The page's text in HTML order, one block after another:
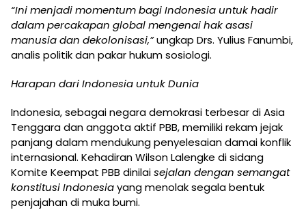
“Ini menjadi momentum bagi Indonesia untuk hadir
dalam percakapan global mengenai hak asasi
manusia dan dekolonisasi,”ungkap Drs. Yulius Fanumbi,
analis politik dan pakar hukum sosiologi.
Harapan dari Indonesia untuk Dunia
Indonesia, sebagai negara demokrasi terbesar di Asia
Tenggara dan anggota aktif PBB, memiliki rekam jejak
panjang dalam mendukung penyelesaian damai konflik
internasional. Kehadiran Wilson Lalengke di sidang
Komite Keempat PBB dinilaisejalan dengan semangat
konstitusi Indonesiayang menolak segala bentuk
penjajahan di muka bumi.